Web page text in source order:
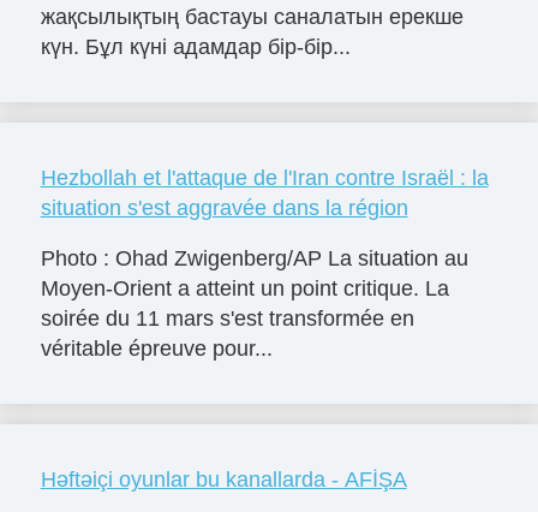
жақсылықтың бастауы саналатын ерекше
күн. Бұл күні адамдар бір-бір...
Hezbollah et l'attaque de l'Iran contre Israël : la
situation s'est aggravée dans la région
Photo : Ohad Zwigenberg/AP La situation au
Moyen-Orient a atteint un point critique. La
soirée du 11 mars s'est transformée en
véritable épreuve pour...
Həftəiçi oyunlar bu kanallarda - AFİŞA